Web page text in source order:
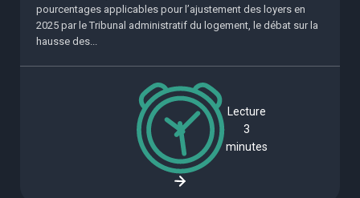
pourcentages applicables pour l’ajustement des loyers en
2025 par le Tribunal administratif du logement, le débat sur la
hausse des...
Lecture
3
minutes